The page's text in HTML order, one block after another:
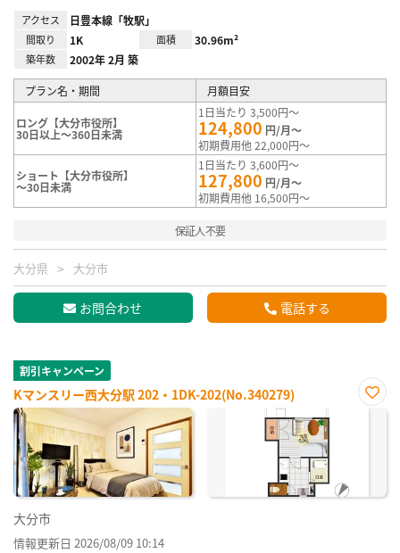
アクセス 日豊本線「牧駅」
間取り 1K 面積 30.96m²
築年数 2002年 2月 築
プラン名・期間 月額目安
ロング【大分市役所】
30日以上～360日未満
1日当たり 3,500円～
124,800 円/月～
初期費用他 22,000円～
ショート【大分市役所】
～30日未満
1日当たり 3,600円～
127,800 円/月～
初期費用他 16,500円～
保証人不要
大分県 大分市
お問合わせ 電話する
割引キャンペーン
Kマンスリー西大分駅 202・1DK-202(No.340279)
お気
大分市
情報更新日 2026/08/09 10:14